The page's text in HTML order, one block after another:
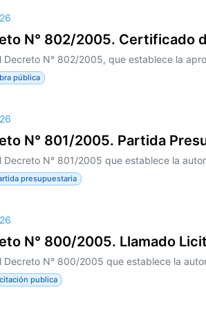
N° 802/2005. Certificado
pública
N° 801/2005. Partida
presupuestaria
N° 800/2005. Llamado
publica